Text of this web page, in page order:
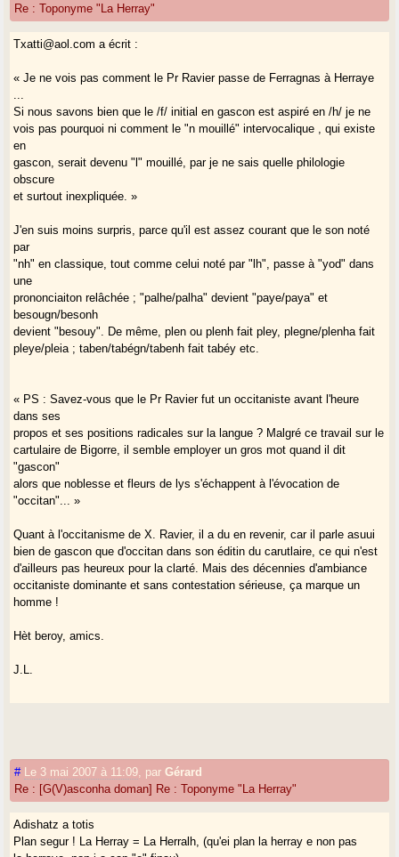
Re : Toponyme "La Herray"
Txatti@aol.com a écrit :
« Je ne vois pas comment le Pr Ravier passe de Ferragnas à Herraye
Si nous savons bien que le /f/ initial en gascon est aspiré en /h/ je ne
vois pas pourquoi ni comment le "n mouillé" intervocalique , qui existe
en
gascon, serait devenu "l" mouillé, par je ne sais quelle philologie
obscure
et surtout inexpliquée. »
J'en suis moins surpris, parce qu'il est assez courant que le son noté
par
"nh" en classique, tout comme celui noté par "lh", passe à "yod" dans
une
prononciaiton relâchée ; "palhe/palha" devient "paye/paya" et
besougn/besonh
devient "besouy". De même, plen ou plenh fait pley, plegne/plenha fait
pleye/pleia ; taben/tabégn/tabenh fait tabéy etc.
« PS : Savez-vous que le Pr Ravier fut un occitaniste avant l'heure
dans ses
propos et ses positions radicales sur la langue ? Malgré ce travail sur le
cartulaire de Bigorre, il semble employer un gros mot quand il dit
"gascon"
alors que noblesse et fleurs de lys s'échappent à l'évocation de
"occitan"... »
Quant à l'occitanisme de X. Ravier, il a du en revenir, car il parle asuui
bien de gascon que d'occitan dans son éditin du carutlaire, ce qui n'est
d'ailleurs pas heureux pour la clarté. Mais des décennies d'ambiance
occitaniste dominante et sans contestation sérieuse, ça marque un
homme !
Hèt beroy, amics.
J.L.
# Le 3 mai 2007 à 11:09 parGérard
Re : [G(V)asconha doman] Re : Toponyme "La Herray"
Adishatz a totis
Plan segur ! La Herray = La Herralh, (qu'ei plan la herray e non pas